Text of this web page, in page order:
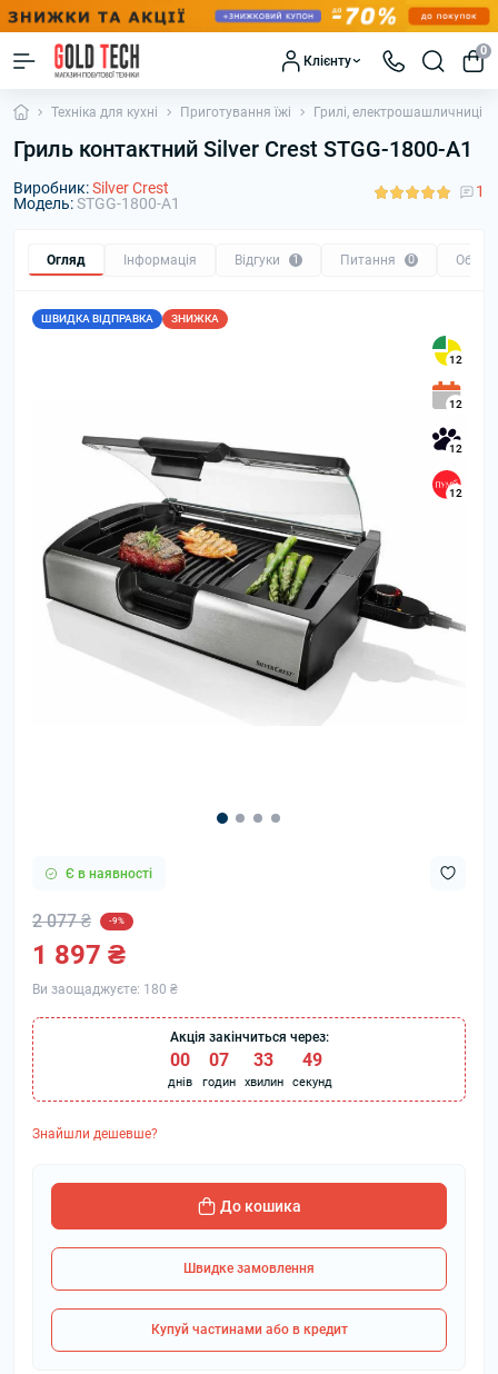
Клієнту
0
Техніка для кухні Приготування їжі Грилі, електрошашличниці
​Гриль контактний Silver Crest STGG-1800-A1
Виробник:Silver Crest
Модель:STGG-1800-A1
1
Огляд Інформація Відгуки 1 Питання 0 Обмін
ШВИДКА ВІДПРАВКА ЗНИЖКА
12
12
12
12
Є в наявності
2 077 ₴ -9%
1 897 ₴
Ви заощаджуєте: 180 ₴
Акція закінчиться через:
00
днів
07
годин
33
хвилин
49
секунд
Знайшли дешевше?
До кошика
Швидке замовлення
Купуй частинами або в кредит